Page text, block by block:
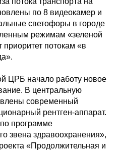
по 8 видеокамер и
светофоры в городе
режимам «зеленой
потокам «в
ЦРБ начало работу новое
В центральную
современный
рентген-аппарат.
программе
звена здравоохранения»,
«Продолжительная и